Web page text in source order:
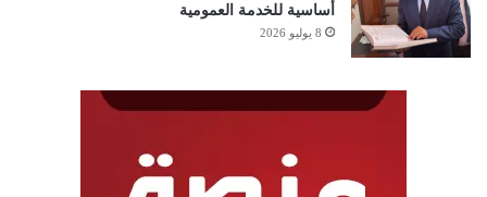
أساسية للخدمة العمومية
8 يوليو 2026